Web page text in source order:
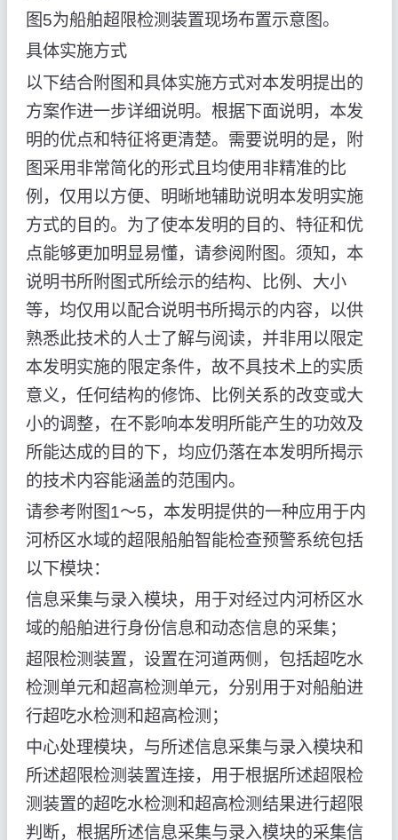
图5为船舶超限检测装置现场布置示意图。
具体实施方式
以下结合附图和具体实施方式对本发明提出的
方案作进一步详细说明。根据下面说明，本发
明的优点和特征将更清楚。需要说明的是，附
图采用非常简化的形式且均使用非精准的比
例，仅用以方便、明晰地辅助说明本发明实施
方式的目的。为了使本发明的目的、特征和优
点能够更加明显易懂，请参阅附图。须知，本
说明书所附图式所绘示的结构、比例、大小
等，均仅用以配合说明书所揭示的内容，以供
熟悉此技术的人士了解与阅读，并非用以限定
本发明实施的限定条件，故不具技术上的实质
意义，任何结构的修饰、比例关系的改变或大
小的调整，在不影响本发明所能产生的功效及
所能达成的目的下，均应仍落在本发明所揭示
的技术内容能涵盖的范围内。
请参考附图1～5，本发明提供的一种应用于内
河桥区水域的超限船舶智能检查预警系统包括
以下模块：
信息采集与录入模块，用于对经过内河桥区水
域的船舶进行身份信息和动态信息的采集；
超限检测装置，设置在河道两侧，包括超吃水
检测单元和超高检测单元，分别用于对船舶进
行超吃水检测和超高检测；
中心处理模块，与所述信息采集与录入模块和
所述超限检测装置连接，用于根据所述超限检
测装置的超吃水检测和超高检测结果进行超限
判断，根据所述信息采集与录入模块的采集信